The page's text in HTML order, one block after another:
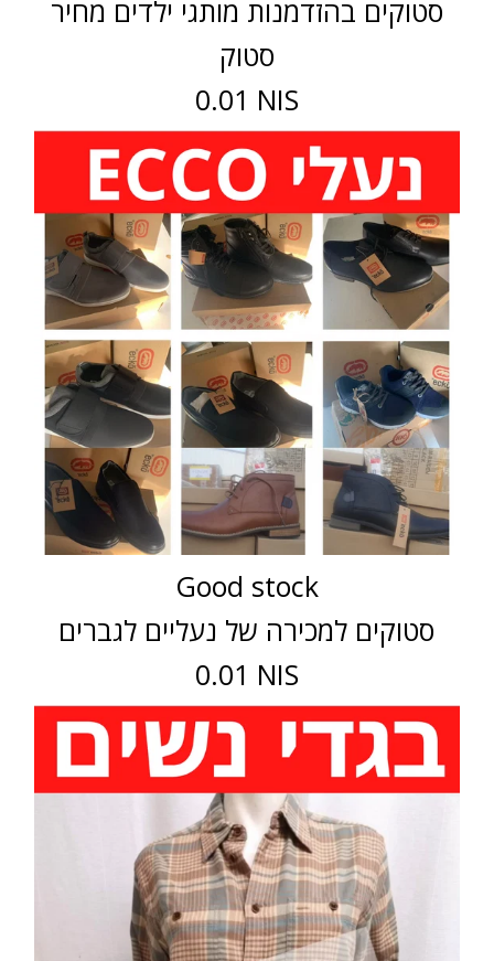
סטוקים בהזדמנות מותגי ילדים מחיר
סטוק
0.01 NIS
Good stock
סטוקים למכירה של נעליים לגברים
0.01 NIS